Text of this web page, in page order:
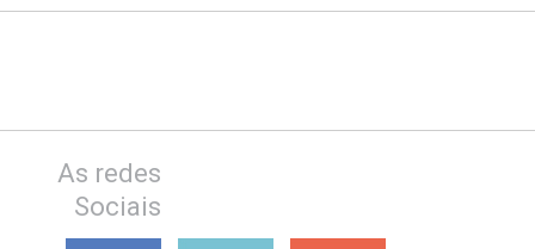
As redes
Sociais